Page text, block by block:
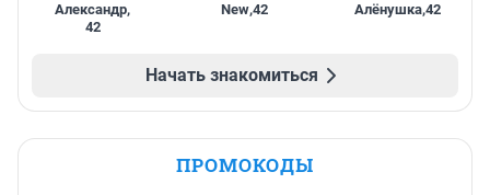
Александр,
42
New,42 Алёнушка,42
Начать знакомиться
ПРОМОКОДЫ